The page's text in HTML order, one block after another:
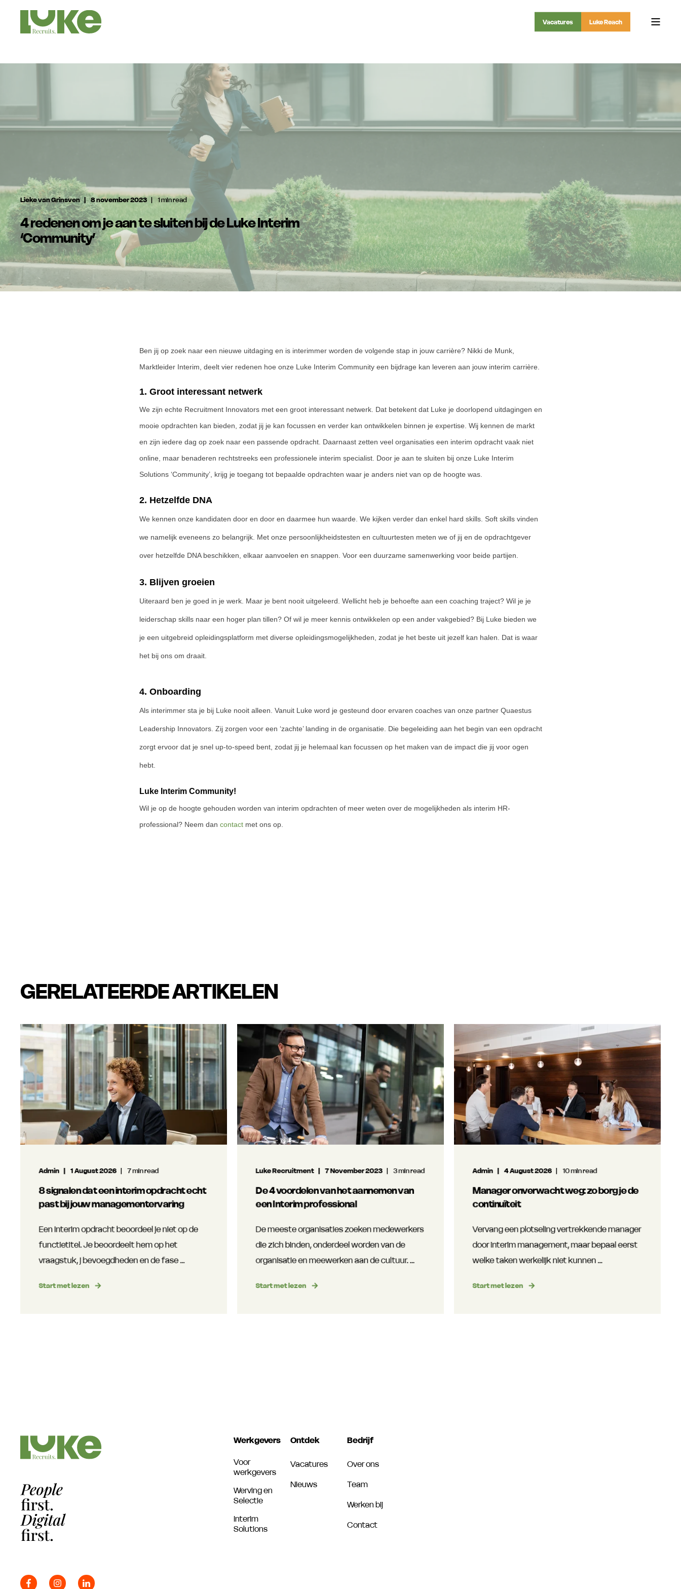
Luke Reach
Vacatures
Lieke van Grinsven 8 november 2023 1 min read
4 redenen om je aan te sluiten bij de Luke Interim
‘Community’
Ben jij op zoek naar een nieuwe uitdaging en is interimmer worden de volgende stap in jouw carrière? Nikki de Munk,
Marktleider Interim, deelt vier redenen hoe onze Luke Interim Community een bijdrage kan leveren aan jouw interim carrière.
1. Groot interessant netwerk
We zijn echte Recruitment Innovators met een groot interessant netwerk. Dat betekent dat Luke je doorlopend uitdagingen en
mooie opdrachten kan bieden, zodat jij je kan focussen en verder kan ontwikkelen binnen je expertise. Wij kennen de markt
en zijn iedere dag op zoek naar een passende opdracht. Daarnaast zetten veel organisaties een interim opdracht vaak niet
online, maar benaderen rechtstreeks een professionele interim specialist. Door je aan te sluiten bij onze Luke Interim
Solutions ‘Community’, krijg je toegang tot bepaalde opdrachten waar je anders niet van op de hoogte was.
2. Hetzelfde DNA
We kennen onze kandidaten door en door en daarmee hun waarde. We kijken verder dan enkel hard skills. Soft skills vinden
we namelijk eveneens zo belangrijk. Met onze persoonlijkheidstesten en cultuurtesten meten we of jij en de opdrachtgever
over hetzelfde DNA beschikken, elkaar aanvoelen en snappen. Voor een duurzame samenwerking voor beide partijen.
3. Blijven groeien
Uiteraard ben je goed in je werk. Maar je bent nooit uitgeleerd. Wellicht heb je behoefte aan een coaching traject? Wil je je
leiderschap skills naar een hoger plan tillen? Of wil je meer kennis ontwikkelen op een ander vakgebied? Bij Luke bieden we
je een uitgebreid opleidingsplatform met diverse opleidingsmogelijkheden, zodat je het beste uit jezelf kan halen. Dat is waar
het bij ons om draait.
4. Onboarding
Als interimmer sta je bij Luke nooit alleen. Vanuit Luke word je gesteund door ervaren coaches van onze partner Quaestus
Leadership Innovators. Zij zorgen voor een ‘zachte’ landing in de organisatie. Die begeleiding aan het begin van een opdracht
zorgt ervoor dat je snel up-to-speed bent, zodat jij je helemaal kan focussen op het maken van de impact die jij voor ogen
hebt.
Luke Interim Community!
Wil je op de hoogte gehouden worden van interim opdrachten of meer weten over de mogelijkheden als interim HR-
professional? Neem dan contactmet ons op.
GERELATEERDE ARTIKELEN
Admin 1 August 2026 7 min read
8 signalen dat een interim opdracht echt
past bij jouw managementervaring
Een interim opdracht beoordeel je niet op de
functietitel. Je beoordeelt hem op het
vraagstuk, j bevoegdheden en de fase ...
Start met lezen
Luke Recruitment 7 November 2023 3 min read
De 4 voordelen van het aannemen van
een Interim professional
De meeste organisaties zoeken medewerkers
die zich binden, onderdeel worden van de
organisatie en meewerken aan de cultuur. ...
Start met lezen
Admin 4 August 2026 10 min read
Manager onverwacht weg: zo borg je de
continuïteit
Vervang een plotseling vertrekkende manager
door interim management, maar bepaal eerst
welke taken werkelijk niet kunnen ...
Start met lezen
Werkgevers
Voor
werkgevers
Werving en
Selectie
Interim
Solutions
Ontdek
Vacatures
Nieuws
Bedrijf
Over ons
Team
Werken bij
Contact